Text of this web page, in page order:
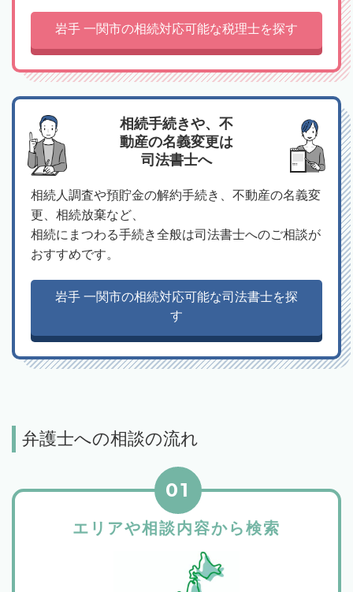
岩手 一関市の相続対応可能な税理士を探す
相続手続きや、不
動産の名義変更は
司法書士へ
相続人調査や預貯金の解約手続き、不動産の名義変
更、相続放棄など、
相続にまつわる手続き全般は司法書士へのご相談が
おすすめです。
岩手 一関市の相続対応可能な司法書士を探
す
弁護士への相談の流れ
エリアや相談内容から検索
01